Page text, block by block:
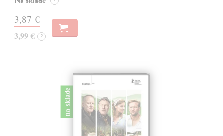
3,87 €
3,99 € ?
na sklade